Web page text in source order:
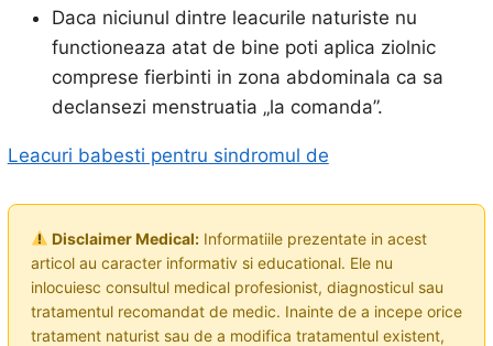
Daca niciunul dintre leacurile naturiste nu
functioneaza atat de bine poti aplica ziolnic
comprese fierbinti in zona abdominala ca sa
declansezi menstruatia „la comanda”.
Leacuri babesti pentru sindromul de
Disclaimer Medical:Informatiile prezentate in acest
articol au caracter informativ si educational. Ele nu
inlocuiesc consultul medical profesionist, diagnosticul sau
tratamentul recomandat de medic. Inainte de a incepe orice
tratament naturist sau de a modifica tratamentul existent,